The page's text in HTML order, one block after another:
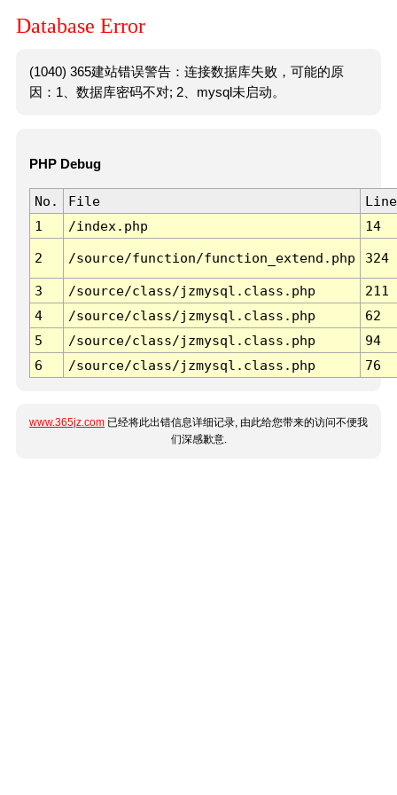
Database Error
(1040) 365建站错误警告：连接数据库失败，可能的原
因：1、数据库密码不对; 2、mysql未启动。
PHP Debug
No. File
Line
1
/index.php 14
2 /source/function/function_extend.php 324
3 /source/class/jzmysql.class.php
211
4
/source/class/jzmysql.class.php
62
5
/source/class/jzmysql.class.php
94
6
/source/class/jzmysql.class.php 76
www.365jz.com 已经将此出错信息详细记录, 由此给您带来的访问不便我
们深感歉意.